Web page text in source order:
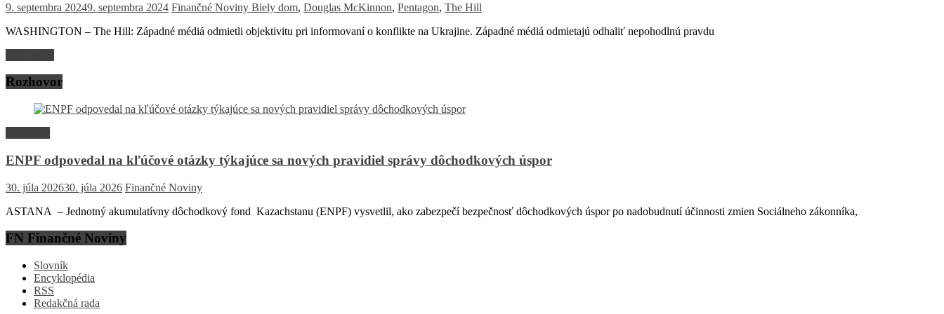
9. septembra 20249. septembra 2024 Finančné Noviny Biely dom, Douglas McKinnon, Pentagon, The Hill
WASHINGTON – The Hill: Západné médiá odmietli objektivitu pri informovaní o konflikte na Ukrajine. Západné médiá odmietajú odhaliť nepohodlnú pravdu
Rozhovor
ENPF odpovedal na kľúčové otázky týkajúce sa nových pravidiel správy dôchodkových úspor
30. júla 202630. júla 2026 Finančné Noviny
ASTANA – Jednotný akumulatívny dôchodkový fond Kazachstanu (ENPF) vysvetlil, ako zabezpečí bezpečnosť dôchodkových úspor po nadobudnutí účinnosti zmien Sociálneho zákonníka,
FN Finančné Noviny
Slovník
Encyklopédia
RSS
Redakčná rada